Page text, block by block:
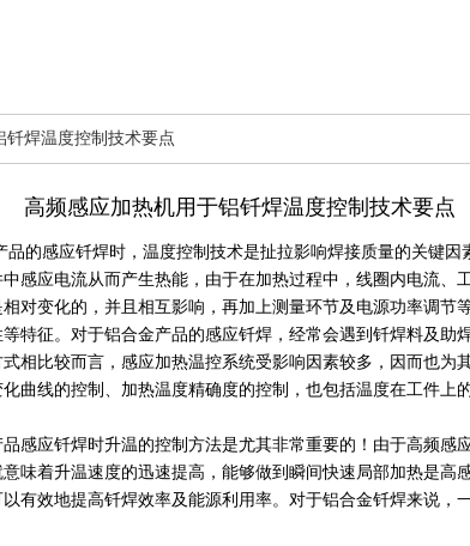
钎焊温度控制技术要点
高频感应加热机用于铝钎焊温度控制技术要点
感应钎焊时，温度控制技术是扯拉影响焊接质量的关键因
感应电流从而产生热能，由于在加热过程中，线圈内电流、
对变化的，并且相互影响，再加上测量环节及电源功率调节
特征。对于铝合金产品的感应钎焊，经常会遇到钎焊料及助
相比较而言，感应加热温控系统受影响因素较多，因而也为
曲线的控制、加热温度精确度的控制，也包括温度在工件上
应钎焊时升温的控制方法是尤其非常重要的！由于高频感
味着升温速度的迅速提高，能够做到瞬间快速局部加热是高
有效地提高钎焊效率及能源利用率。对于铝合金钎焊来说，